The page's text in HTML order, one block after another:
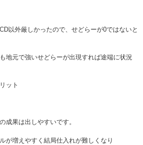
以外厳しかったので、せどらーが0ではないと
地元で強いせどらーが出現すれば途端に状況
ット
成果は出しやすいです。
が増えやすく結局仕入れが難しくなり